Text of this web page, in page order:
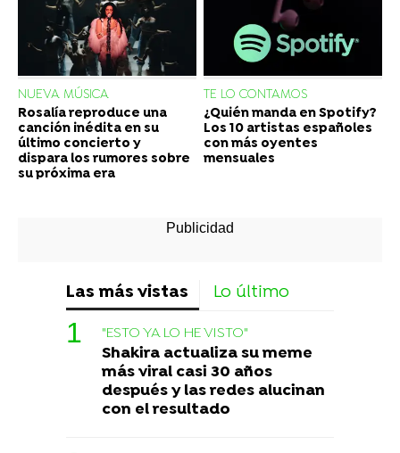
NUEVA MÚSICA
Rosalía reproduce una
canción inédita en su
último concierto y
dispara los rumores sobre
su próxima era
TE LO CONTAMOS
¿Quién manda en Spotify?
Los 10 artistas españoles
con más oyentes
mensuales
Las más vistas Lo último
"ESTO YA LO HE VISTO"
Shakira actualiza su meme
más viral casi 30 años
después y las redes alucinan
con el resultado